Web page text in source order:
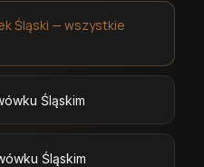
Śląski — wszystkie
Śląskim
Śląskim